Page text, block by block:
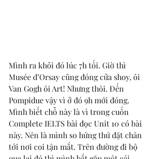
Mình ra khỏi đó lúc 7h tối. Giờ thì
Musée d’Orsay cũng đóng cửa shoy, ôi
Van Gogh ôi Art! Nhưng thôi. Đến
Pompidue vậy vì ở đó 9h mới đóng.
Mình biết chỗ này là vì trong cuốn
Complete IELTS bài đọc Unit 10 có bài
này. Nên là mình so hứng thứ đặt chân
tới nơi coi tận mắt. Trên đường đi bộ